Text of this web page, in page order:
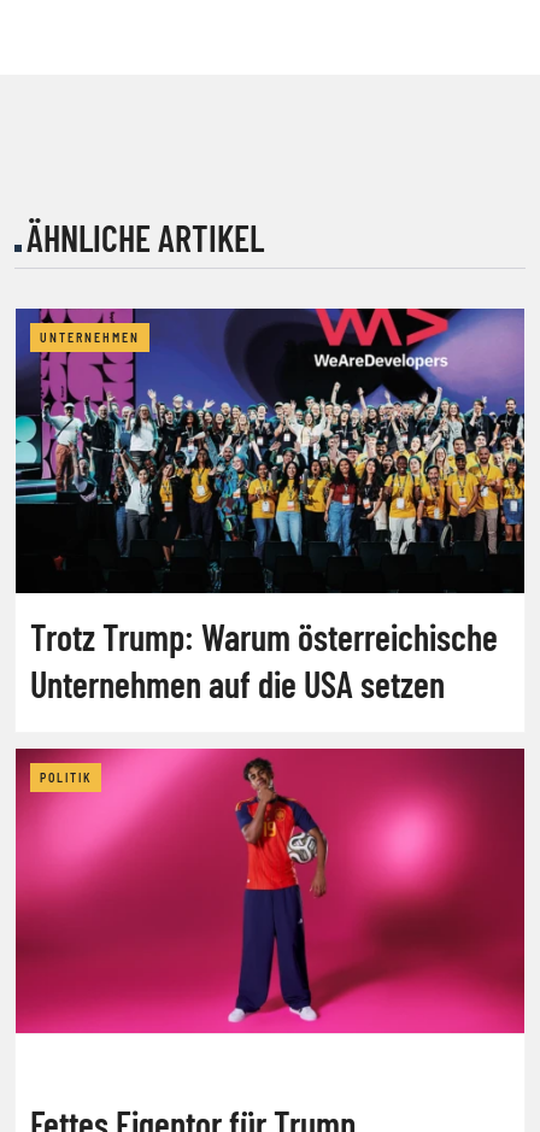
ÄHNLICHE ARTIKEL
UNTERNEHMEN
Trotz Trump: Warum österreichische
Unternehmen auf die USA setzen
POLITIK
Fettes Eigentor für Trump